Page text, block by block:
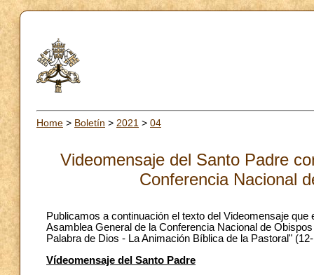
Home > Boletín > 2021 > 04
Videomensaje del Santo Padre
Conferencia Nacional
Publicamos a continuación el texto del Videomensaje
Asamblea General de la Conferencia Nacional de
Palabra de Dios - La Animación Bíblica de la Pastoral"
Vídeomensaje del Santo Padre